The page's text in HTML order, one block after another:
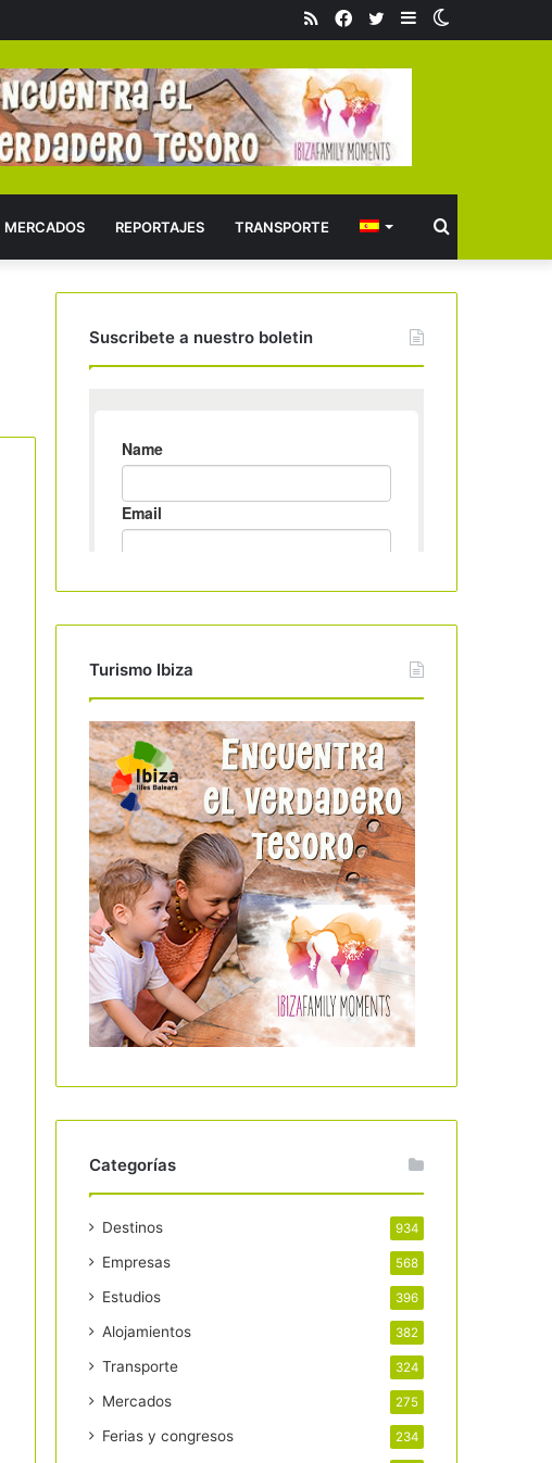
Barra
Twitter
Facebook
RSS
MERCADOS REPORTAJES TRANSPORTE Buscar
Suscribete a nuestro boletin
Turismo Ibiza
Categorías
Destinos 934
Empresas 568
Estudios 396
Alojamientos 382
Transporte 324
Mercados 275
Ferias y congresos 234